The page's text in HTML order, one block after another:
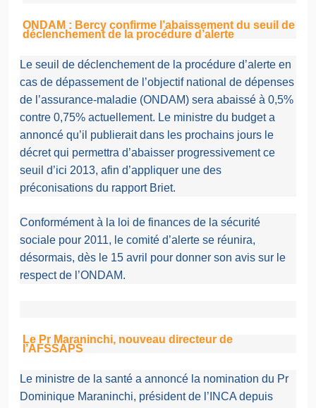
ONDAM : Bercy confirme l’abaissement du seuil de
déclenchement de la procédure d’alerte
Le seuil de déclenchement de la procédure d’alerte en
cas de dépassement de l’objectif national de dépenses
de l’assurance-maladie (ONDAM) sera abaissé à 0,5%
contre 0,75% actuellement. Le ministre du budget a
annoncé qu’il publierait dans les prochains jours le
décret qui permettra d’abaisser progressivement ce
seuil d’ici 2013, afin d’appliquer une des
préconisations du rapport Briet.
Conformément à la loi de finances de la sécurité
sociale pour 2011, le comité d’alerte se réunira,
désormais, dès le 15 avril pour donner son avis sur le
respect de l’ONDAM.
Le Pr Maraninchi, nouveau directeur de
l’AFSSAPS
Le ministre de la santé a annoncé la nomination du Pr
Dominique Maraninchi, président de l’INCA depuis